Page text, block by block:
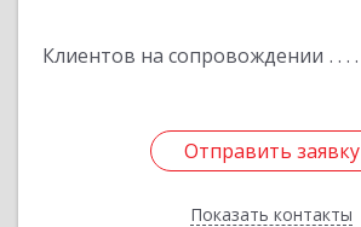
Клиентов на сопровождении
Отправить заявку
Показать контакты
Отправить заявку
Назад